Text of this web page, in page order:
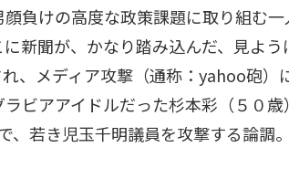
負けの高度な政策課題に取り組む
新聞が、かなり踏み込んだ、見よう
、メディア攻撃（通称：yahoo砲）
ビアアイドルだった杉本彩（５０
、若き児玉千明議員を攻撃する論調。